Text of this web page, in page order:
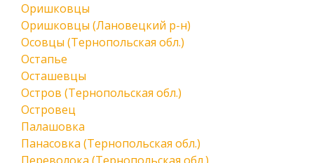
Оришковцы
Оришковцы (Лановецкий р-н)
Осовцы (Тернопольская обл.)
Остапье
Осташевцы
Остров (Тернопольская обл.)
Островец
Палашовка
Панасовка (Тернопольская обл.)